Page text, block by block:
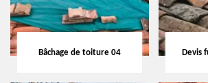
Bâchage de toiture 04 Devis